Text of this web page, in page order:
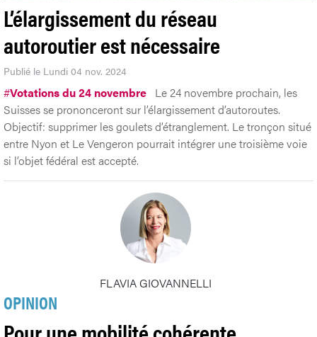
L’élargissement du réseau
autoroutier est nécessaire
Publié le Lundi 04 nov. 2024
#Votations du 24 novembre Le 24 novembre prochain, les
Suisses se prononceront sur l’élargissement d’autoroutes.
Objectif: supprimer les goulets d’étranglement. Le tronçon situé
entre Nyon et Le Vengeron pourrait intégrer une troisième voie
si l’objet fédéral est accepté.
FLAVIA GIOVANNELLI
OPINION